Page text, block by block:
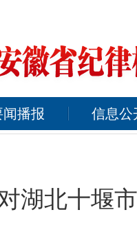
播报 信息公
湖北十堰